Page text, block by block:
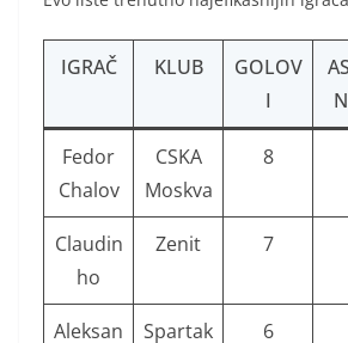
IGRAČ KLUB
GOLOV
I
Fedor
Chalov
CSKA
Moskva
8
Claudin
ho
Zenit 7
Aleksan Spartak 6